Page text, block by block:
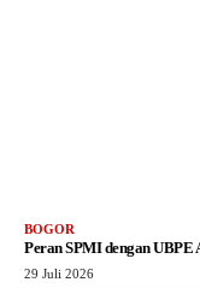
BOGOR
Peran SPMI dengan
29 Juli 2026